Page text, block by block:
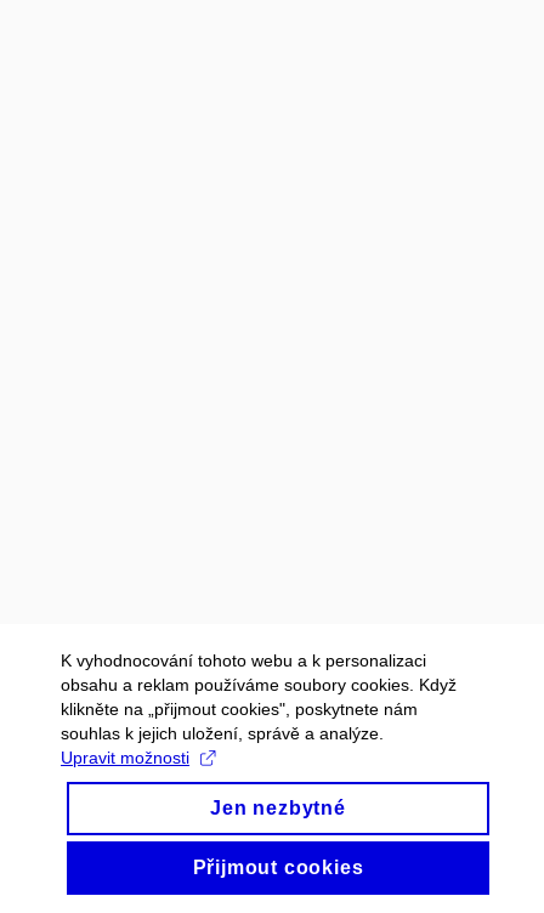
K vyhodnocování tohoto webu a k personalizaci
obsahu a reklam používáme soubory cookies. Když
klikněte na „přijmout cookies", poskytnete nám
souhlas k jejich uložení, správě a analýze.
Upravit možnosti
Jen nezbytné
Přijmout cookies